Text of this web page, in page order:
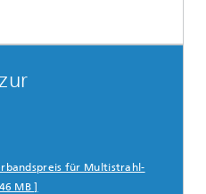
für Multistrahl-
MB ]